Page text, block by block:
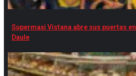
Supermaxi Vistana abre sus puertas en
Daule